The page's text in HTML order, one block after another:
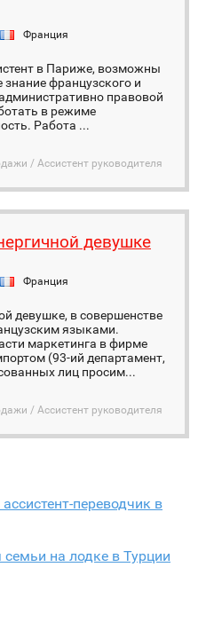
Франция
в Париже, возможны
французского и
правовой
в режиме
Работа ...
/ Ассистент руководителя
девушке
Франция
девушке, в совершенстве
языками.
маркетинга в фирме
(93-ий департамент,
лиц просим...
/ Ассистент руководителя
переводчик в
на лодке в Турции